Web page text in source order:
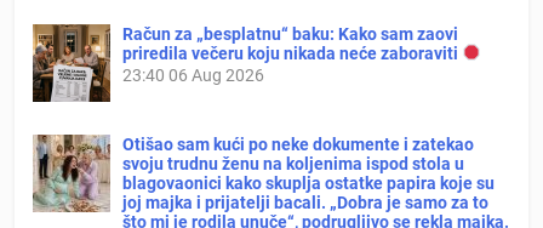
Račun za „besplatnu“ baku: Kako sam zaovi
priredila večeru koju nikada neće zaboraviti
23:40 06 Aug 2026
Otišao sam kući po neke dokumente i zatekao
svoju trudnu ženu na koljenima ispod stola u
blagovaonici kako skuplja ostatke papira koje su
joj majka i prijatelji bacali. „Dobra je samo za to
što mi je rodila unuče“, podrugljivo se rekla majka.